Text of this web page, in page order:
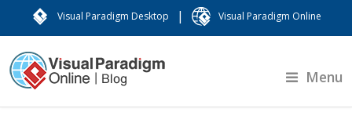
Visual Paradigm Desktop | Visual Paradigm Online
Menu